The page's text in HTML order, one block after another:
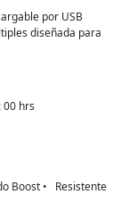
por USB
diseñada para
00 hrs
Boost • Resistente